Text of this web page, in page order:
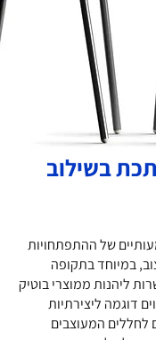
בשילוב
של ההתפתחויות
במיוחד בתקופה
ליהנות ממוצרי בוטיק
דוגמה ליצירתיות
לחללים המעוצבים